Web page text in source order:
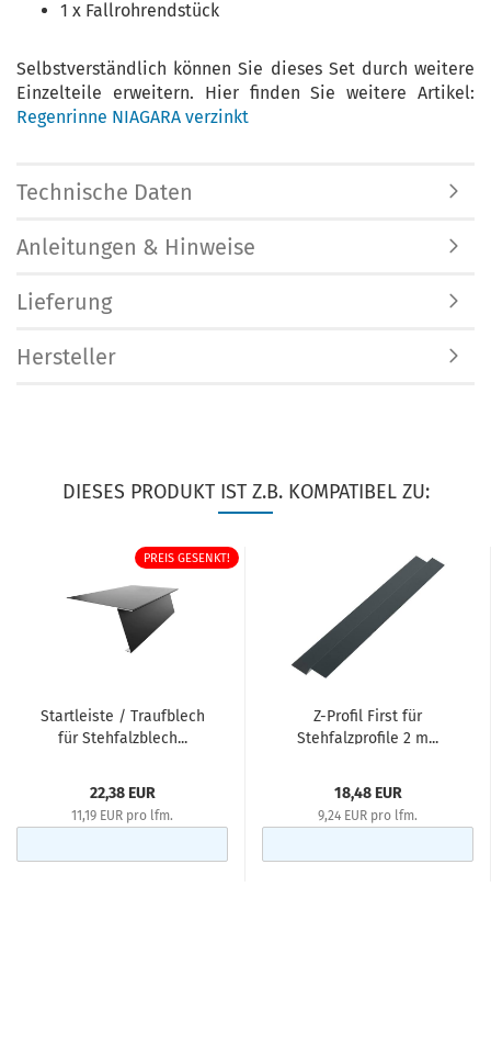
1 x Fallrohrendstück
Selbstverständlich können Sie dieses Set durch weitere
Einzelteile erweitern. Hier finden Sie weitere Artikel:
Regenrinne NIAGARA verzinkt
Technische Daten
Anleitungen & Hinweise
Lieferung
Hersteller
DIESES PRODUKT IST Z.B. KOMPATIBEL ZU:
PREIS GESENKT!
Startleiste / Traufblech
für Stehfalzblech...
22,38 EUR
11,19 EUR pro lfm.
Z-Profil First für
Stehfalzprofile 2 m...
18,48 EUR
9,24 EUR pro lfm.